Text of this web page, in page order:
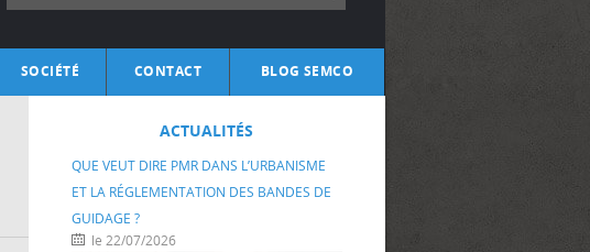
Abri de Transition de Mobilité
Abri Colibri
Abri Tangara
SOCIÉTÉ
La RSE du Groupe Semco
CONTACT BLOG SEMCO
ACTUALITÉS
QUE VEUT DIRE PMR DANS L’URBANISME
ET LA RÉGLEMENTATION DES BANDES DE
GUIDAGE ?
le 22/07/2026